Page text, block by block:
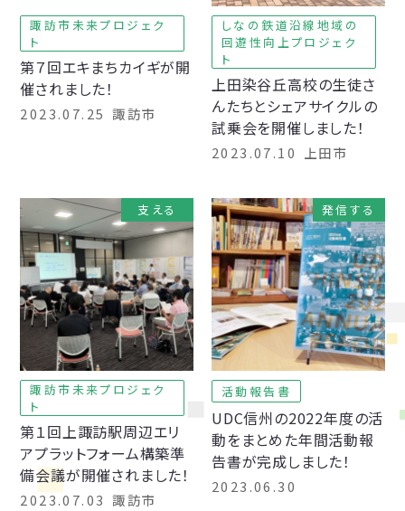
諏訪市未来プロジェク
ト
第７回エキまちカイギが開
催されました！
2023.07.25 諏訪市
しなの鉄道沿線地域の
回遊性向上プロジェク
ト
上田染谷丘高校の生徒さ
んたちとシェアサイクルの
試乗会を開催しました！
2023.07.10 上田市
支える
諏訪市未来プロジェク
ト
第１回上諏訪駅周辺エリ
アプラットフォーム構築準
備会議が開催されました！
2023.07.03 諏訪市
発信する
活動報告書
UDC信州の2022年度の活
動をまとめた年間活動報
告書が完成しました！
2023.06.30